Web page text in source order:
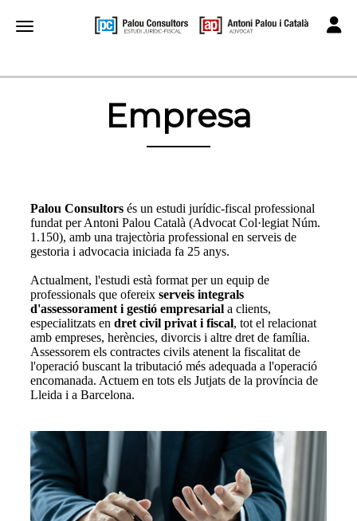
Toggle navigation
Empresa
Palou Consultors és un estudi jurídic-fiscal professional
fundat per Antoni Palou Català (Advocat Col·legiat Núm.
1.150), amb una trajectòria professional en serveis de
gestoria i advocacia iniciada fa 25 anys.
Actualment, l'estudi està format per un equip de
professionals que ofereix serveis integrals
d'assessorament i gestió empresarial a clients,
especialitzats en dret civil privat i fiscal, tot el relacionat
amb empreses, herències, divorcis i altre dret de família.
Assessorem els contractes civils atenent la fiscalitat de
l'operació buscant la tributació més adequada a l'operació
encomanada. Actuem en tots els Jutjats de la província de
Lleida i a Barcelona.